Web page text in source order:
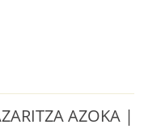
AZOKA |